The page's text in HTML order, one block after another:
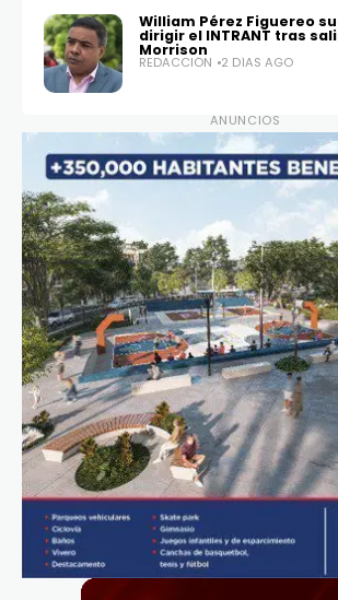
William Pérez Figuereo
dirigir el INTRANT tras
Morrison
REDACCIÓN 2 DÍAS AGO
ANUNCIOS